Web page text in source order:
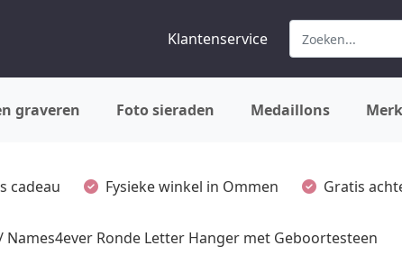
Klantenservice
graveren Foto sieraden Medaillons
cadeau Fysieke winkel in Ommen Gratis
Names4ever Ronde Letter Hanger met Geboortesteen